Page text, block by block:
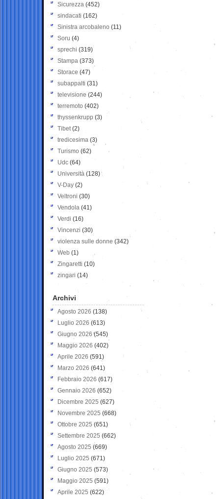
Sicurezza (452)
sindacati (162)
Sinistra arcobaleno (11)
Soru (4)
sprechi (319)
Stampa (373)
Storace (47)
subappalti (31)
televisione(244)
terremoto (402)
thyssenkrupp (3)
Tibet(2)
tredicesima (3)
Turismo (62)
Udc (64)
Università (128)
V-Day (2)
Veltroni (30)
Vendola (41)
Verdi (16)
Vincenzi (30)
violenza sulle donne (342)
Web (1)
Zingaretti (10)
zingari (14)
Archivi
Agosto 2026 (138)
Luglio 2026 (613)
Giugno 2026 (545)
Maggio 2026 (402)
Aprile 2026 (591)
Marzo 2026 (641)
Febbraio 2026 (617)
Gennaio 2026 (652)
Dicembre 2025 (627)
Novembre 2025 (668)
Ottobre 2025 (651)
Settembre 2025 (662)
Agosto 2025 (669)
Luglio 2025 (671)
Giugno 2025 (573)
Maggio 2025 (591)
Aprile 2025 (622)